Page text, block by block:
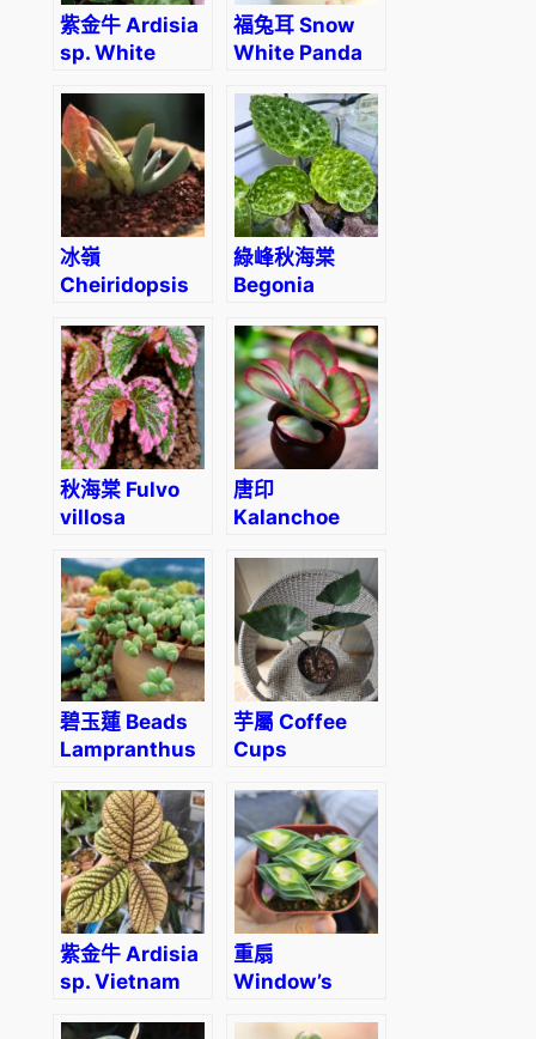
紫金牛 Ardisia
sp. White
福兔耳 Snow
White Panda
(Kalanchoe
eriophylla) (直
徑2-4cm)
冰嶺
Cheiridopsis
綠峰秋海棠
Begonia
var Green
(Vietnam
ferox)
秋海棠 Fulvo
villosa
唐印
Kalanchoe
‘Fantastic’
碧玉蓮 Beads
Lampranthus
maximiliani)
芋屬 Coffee
Cups
(Colocasia
esculenta
‘Coffee
Cups’)
紫金牛 Ardisia
sp. Vietnam
重扇
Window’s